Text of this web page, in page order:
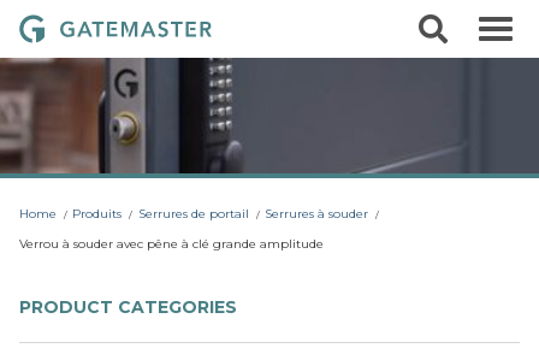
i
t
o
c
o
n
G
a
t
e
m
a
s
t
r
e
Home Produits Serrures de portail
Serrures à souder
Verrou à souder avec pêne à clé grande amplitude
PRODUCT CATEGORIES